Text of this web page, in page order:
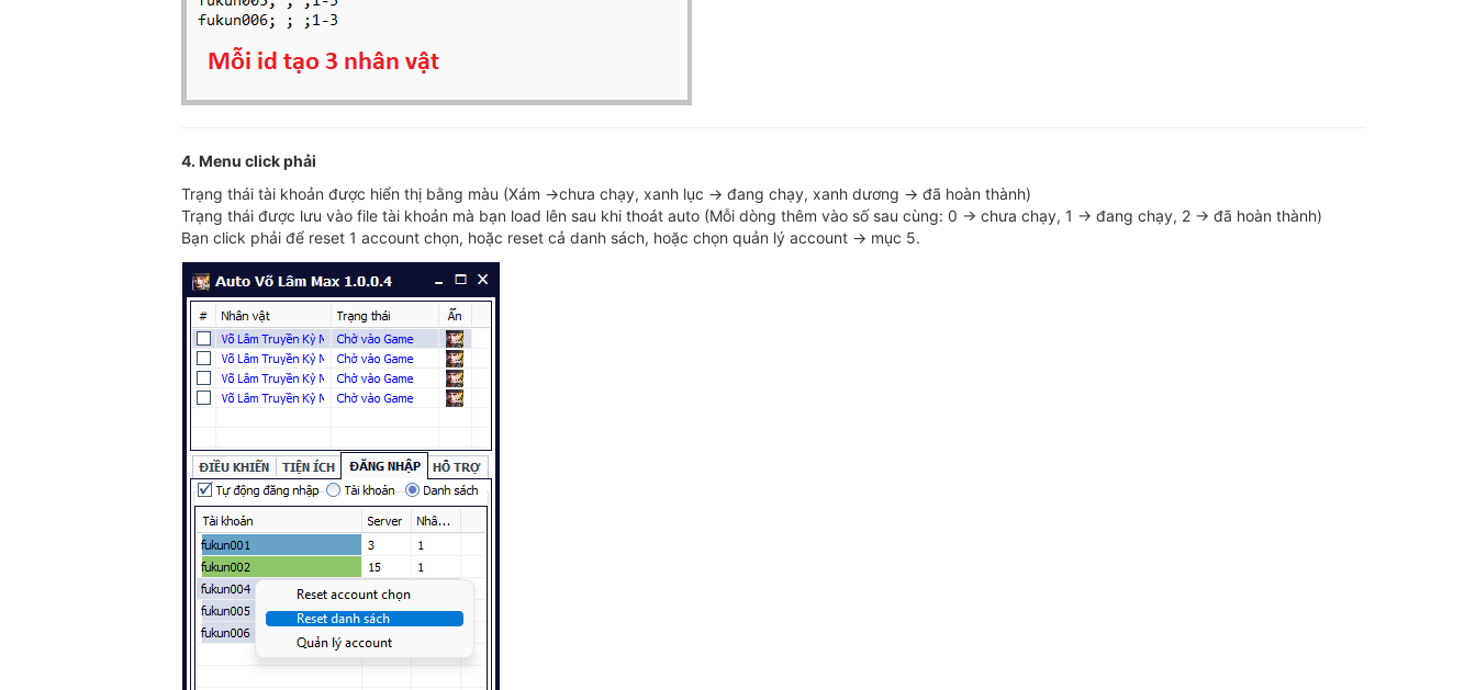
4. Menu click phải
Trạng thái tài khoản được hiển thị bằng màu (Xám ->chưa chạy, xanh lục -> đang chạy, xanh dương -> đã hoàn thành)
Trạng thái được lưu vào file tài khoản mà bạn load lên sau khi thoát auto (Mỗi dòng thêm vào số sau cùng: 0 -> chưa chạy, 1 -> đang chạy, 2 -> đã hoàn thành)
Bạn click phải để reset 1 account chọn, hoặc reset cả danh sách, hoặc chọn quản lý account -> mục 5.